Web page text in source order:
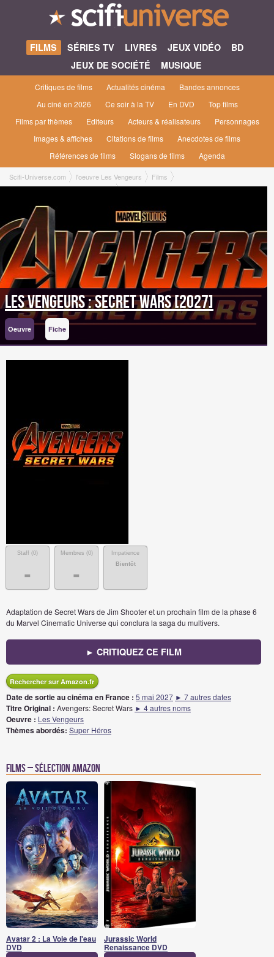
FILMS SÉRIES TV LIVRES JEUX VIDÉO
BD
JEUX DE SOCIÉTÉ
MUSIQUE
Critiques de films Actualités cinéma
Bandes annonces
Au ciné en 2026
Ce soir à la TV En DVD
Top films
Films par thèmes
Editeurs Acteurs & réalisateurs
Personnages
Images & affiches
Citations de films
Anecdotes de films
Références de films
Slogans de films Agenda
Scifi-Universe.com l'oeuvre Les Vengeurs
Films
Les Vengeurs : Secret Wars [2027]
Les Vengeurs : Secret Wars [2027]
Oeuvre Fiche
Staff (0)
-
Membres (0)
-
Impatience
Bientôt
Adaptation de Secret Wars de Jim Shooter et un prochain film de la phase 6
du Marvel Cinematic Universe qui conclura la saga du multivers.
► CRITIQUEZ CE FILM
Rechercher sur Amazon.fr
Date de sortie au cinéma en France : 5 mai 2027 ► 7 autres dates
Titre Original : Avengers: Secret Wars ► 4 autres noms
Oeuvre : Les Vengeurs
Thèmes abordés: Super Héros
Films – Sélection Amazon
Avatar 2 : La Voie de l'eau
DVD
Jurassic World
Renaissance DVD